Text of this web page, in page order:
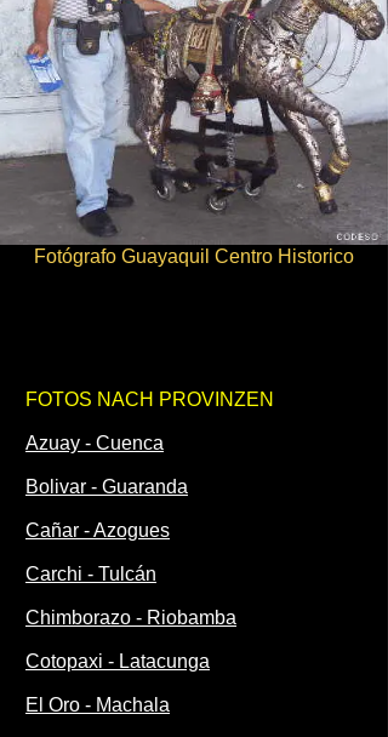
Fotógrafo Guayaquil Centro Historico
FOTOS NACH PROVINZEN
Azuay - Cuenca
Bolivar - Guaranda
Cañar - Azogues
Carchi - Tulcán
Chimborazo - Riobamba
Cotopaxi - Latacunga
El Oro - Machala